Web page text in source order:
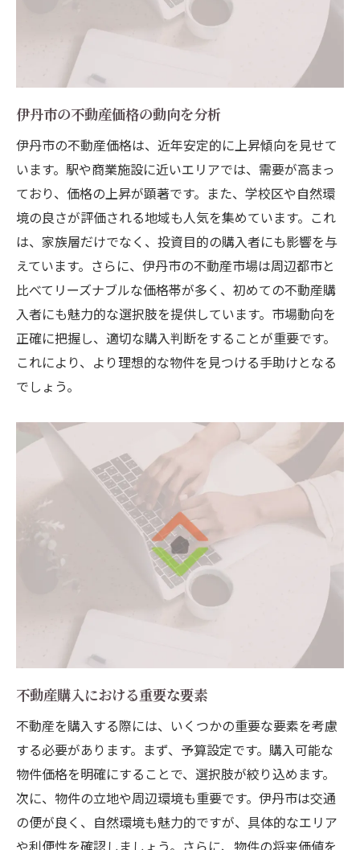
不動産購入の際に注意すべきポイントを伊丹市
で具体的に解説
購入前に確認すべき法的事項
物件の状態を正確に把握する方法
義務と権利を理解する
費用に関する予算管理
購入後のサポートを考慮する
地域特有の市場動向を活かした伊丹市での中古
物件購入のヒント
市場動向を理解して購入を有利に進める
地域特性を考慮した物件選び
購入タイミングの見極め方
地域のイベントやインフラ整備情報を活用
地元の魅力を知り尽くした不動産選びで理想の
伊丹市ライフを実現
地元の魅力を再発見する
地域コミュニティを活用して暮らしを豊か
伊丹市の文化やイベントを楽しむ
住民の声を参考にした物件選び
地元での生活コストを把握
地元の情報を活かした快適な暮らし
伊丹市の不動産価格の動向を分析
伊丹市の不動産価格は、近年安定的に上昇傾向を見せて
います。駅や商業施設に近いエリアでは、需要が高まっ
ており、価格の上昇が顕著です。また、学校区や自然環
境の良さが評価される地域も人気を集めています。これ
は、家族層だけでなく、投資目的の購入者にも影響を与
えています。さらに、伊丹市の不動産市場は周辺都市と
比べてリーズナブルな価格帯が多く、初めての不動産購
入者にも魅力的な選択肢を提供しています。市場動向を
正確に把握し、適切な購入判断をすることが重要です。
これにより、より理想的な物件を見つける手助けとなる
でしょう。
不動産購入における重要な要素
不動産を購入する際には、いくつかの重要な要素を考慮
する必要があります。まず、予算設定です。購入可能な
物件価格を明確にすることで、選択肢が絞り込めます。
次に、物件の立地や周辺環境も重要です。伊丹市は交通
の便が良く、自然環境も魅力的ですが、具体的なエリア
や利便性を確認しましょう。さらに、物件の将来価値を